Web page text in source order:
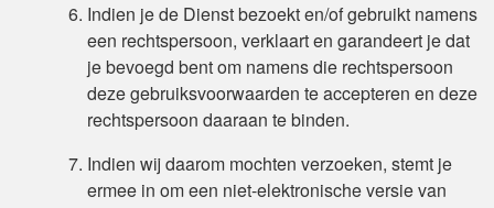
Indien je de Dienst bezoekt en/of gebruikt namens
een rechtspersoon, verklaart en garandeert je dat
je bevoegd bent om namens die rechtspersoon
deze gebruiksvoorwaarden te accepteren en deze
rechtspersoon daaraan te binden.
Indien wij daarom mochten verzoeken, stemt je
ermee in om een niet-elektronische versie van